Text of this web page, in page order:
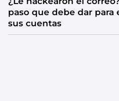
paso que debe dar para
sus cuentas